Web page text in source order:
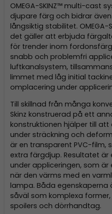
OMEGA-SKINZ™ multi-cast
djupare färg och bidrar
långsiktig stabilitet. OMEGA-
det gäller att erbjuda
för trender inom
snabb och problemfri
luftkanalsystem,
limmet med låg initial
omplacering under
Till skillnad från många
Skinz konstruerad på ett
konstruktionen hjälper till
under sträckning och
är en transparent PVC-film,
extra färgdjup. Resultatet
under appliceringen, som är
när den värms med en
lampa. Båda
såväl som komplexa
spoilers och dörrhandtag.